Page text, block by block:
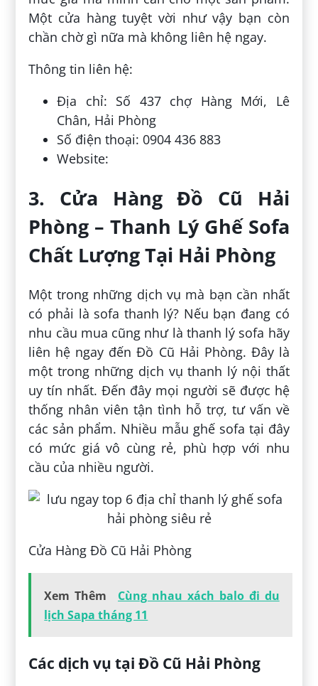
Một cửa hàng tuyệt vời như vậy bạn còn
chần chờ gì nữa mà không liên hệ ngay.
Thông tin liên hệ:
Địa chỉ: Số 437 chợ Hàng Mới, Lê
Chân, Hải Phòng
Số điện thoại: 0904 436 883
Website:
3. Cửa Hàng Đồ Cũ Hải
Phòng – Thanh Lý Ghế Sofa
Chất Lượng Tại Hải Phòng
Một trong những dịch vụ mà bạn cần nhất
có phải là sofa thanh lý? Nếu bạn đang có
nhu cầu mua cũng như là thanh lý sofa hãy
liên hệ ngay đến Đồ Cũ Hải Phòng. Đây là
một trong những dịch vụ thanh lý nội thất
uy tín nhất. Đến đây mọi người sẽ được hệ
thống nhân viên tận tình hỗ trợ, tư vấn về
các sản phẩm. Nhiều mẫu ghế sofa tại đây
có mức giá vô cùng rẻ, phù hợp với nhu
cầu của nhiều người.
Cửa Hàng Đồ Cũ Hải Phòng
Xem Thêm
Cùng nhau xách balo đi du
lịch Sapa tháng 11
Các dịch vụ tại Đồ Cũ Hải Phòng